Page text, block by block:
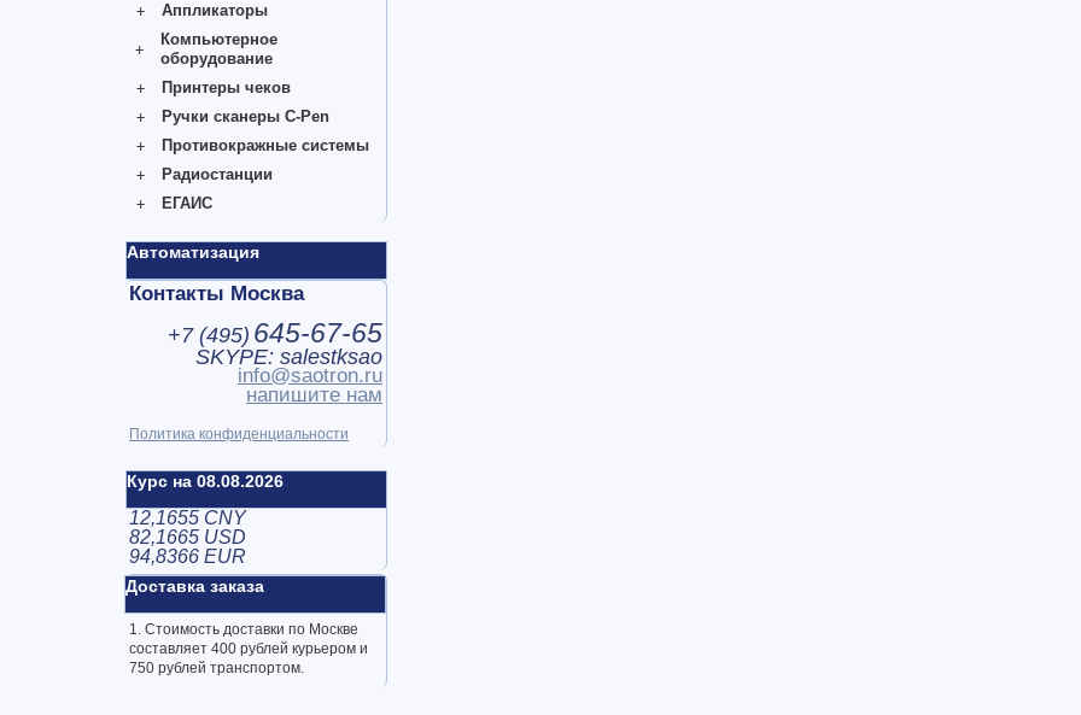
Аппликаторы
Компьютерное
оборудование
Принтеры чеков
Ручки сканеры C-Pen
Противокражные системы
Радиостанции
ЕГАИС
Автоматизация
Контакты Москва
+7 (495) 645-67-65
SKYPE: salestksao
info@saotron.ru
напишите нам
Политика конфиденциальности
Курс на 08.08.2026
12,1655 CNY
82,1665 USD
94,8366 EUR
Доставка заказа
1. Стоимость доставки по Москве
составляет 400 рублей курьером и
750 рублей транспортом.